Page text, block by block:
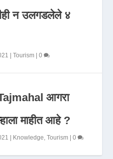
न उलगडलेले ४
|Tourism |0
आगरा
माहीत आहे ?
| Knowledge ,Tourism |0